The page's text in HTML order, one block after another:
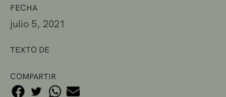
FECHA
julio 5, 2021
TEXTO DE
COMPARTIR